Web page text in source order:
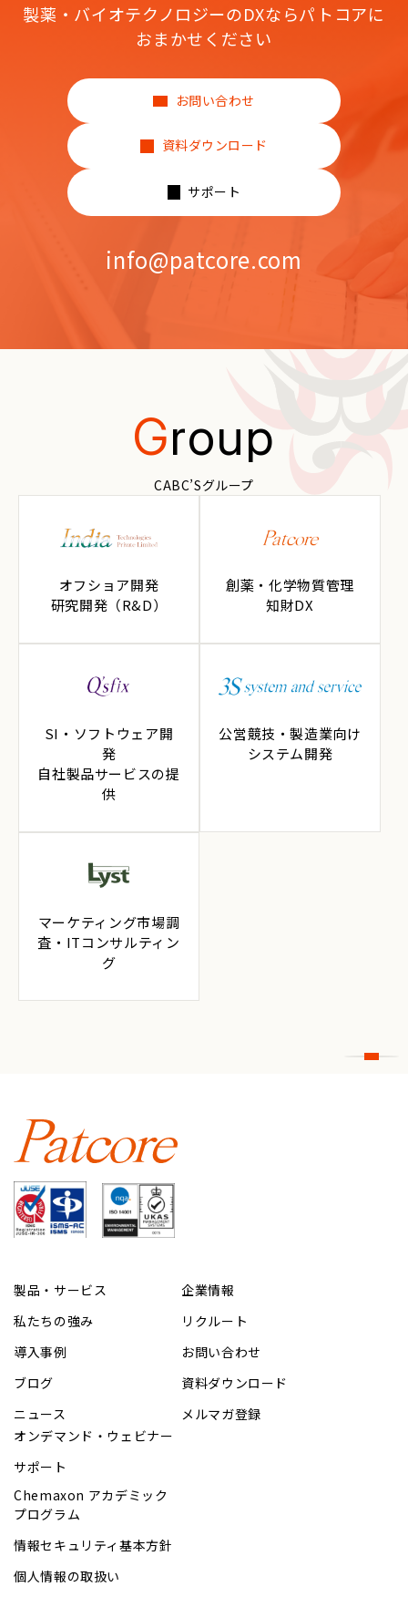
製薬・バイオテクノロジーのDXならパトコアに
おまかせください
お問い合わせ
資料ダウンロード
サポート
info@patcore.com
Group
CABC’Sグループ
オフショア開発
研究開発（R&D）
創薬・化学物質管理
知財DX
SI・ソフトウェア開
発
自社製品サービスの提
供
公営競技・製造業向け
システム開発
マーケティング市場調
査・ITコンサルティン
グ
製品・サービス
私たちの強み
導入事例
ブログ
ニュース
企業情報
リクルート
お問い合わせ
資料ダウンロード
メルマガ登録
オンデマンド・ウェビナー
サポート
Chemaxon アカデミック
プログラム
情報セキュリティ基本方針
個人情報の取扱い